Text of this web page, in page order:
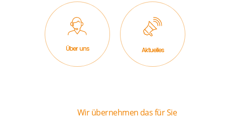
Über uns Aktuelles
Wir übernehmen das für Sie